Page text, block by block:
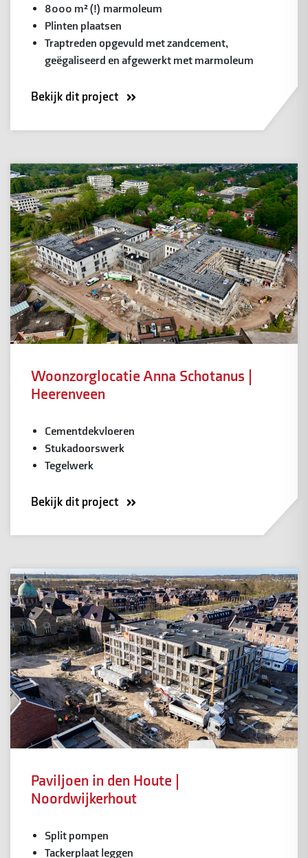
8000 m² (!) marmoleum
Plinten plaatsen
Traptreden opgevuld met zandcement,
geëgaliseerd en afgewerkt met marmoleum
Bekijk dit project
Woonzorglocatie Anna Schotanus |
Heerenveen
Cementdekvloeren
Stukadoorswerk
Tegelwerk
Bekijk dit project
Paviljoen in den Houte |
Noordwijkerhout
Split pompen
Tackerplaat leggen